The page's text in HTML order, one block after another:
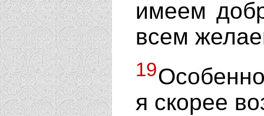
имеем
всем
19
я скорее